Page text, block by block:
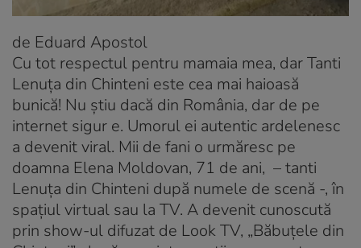
de Eduard Apostol
Cu tot respectul pentru mamaia mea, dar Tanti
Lenuța din Chinteni este cea mai haioasă
bunică! Nu știu dacă din România, dar de pe
internet sigur e. Umorul ei autentic ardelenesc
a devenit viral. Mii de fani o urmăresc pe
doamna Elena Moldovan, 71 de ani, – tanti
Lenuța din Chinteni după numele de scenă -, în
spațiul virtual sau la TV. A devenit cunoscută
prin show-ul difuzat de Look TV, „Băbuțele din